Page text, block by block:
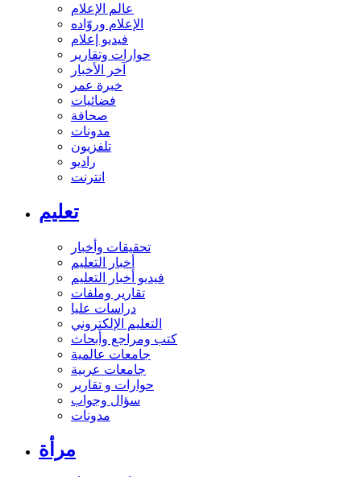
عالم الإعلام
الإعلام وروّاده
فيديو إعلام
حوارات وتقارير
آخر الأخبار
خبرة عمر
فضائيات
صحافة
مدونات
تلفزيون
راديو
انترنت
تعليم
تحقيقات وأخبار
أخبار التعليم
فيديو أخبار التعليم
تقارير وملفات
دراسات عليا
التعليم الإلكتروني
كتب ومراجع وأبحاث
جامعات عالمية
جامعات عربية
حوارات و تقارير
سؤال وجواب
مدونات
مرأة